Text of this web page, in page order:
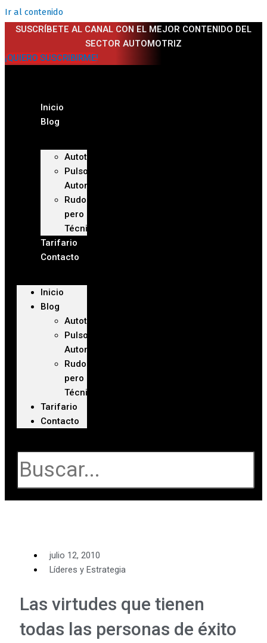
Ir al contenido
SUSCRÍBETE AL CANAL CON EL MEJOR CONTENIDO DEL
SECTOR AUTOMOTRIZ
¡QUIERO SUSCRIBIRME!
Inicio
Blog
Autoteca
Pulso
Automotriz
Rudo
pero
Técnico
Tarifario
Contacto
Inicio
Blog
Autoteca
Pulso
Automotriz
Rudo
pero
Técnico
Tarifario
Contacto
julio 12, 2010
Líderes y Estrategia
Las virtudes que tienen
todas las personas de éxito